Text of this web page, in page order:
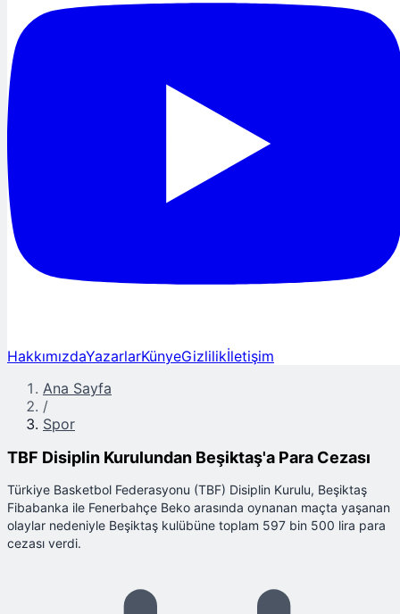
HakkımızdaYazarlarKünyeGizlilikİletişim
Ana Sayfa
/
Spor
TBF Disiplin Kurulundan Beşiktaş'a Para Cezası
Türkiye Basketbol Federasyonu (TBF) Disiplin Kurulu, Beşiktaş
Fibabanka ile Fenerbahçe Beko arasında oynanan maçta yaşanan
olaylar nedeniyle Beşiktaş kulübüne toplam 597 bin 500 lira para
cezası verdi.